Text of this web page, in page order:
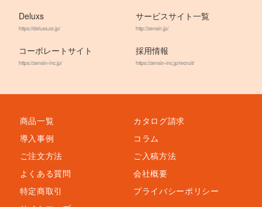
Deluxs
https://deluxs.co.jp/
サービスサイト一覧
http://zensin.jp/
コーポレートサイト
https://zensin-inc.jp/
採用情報
https://zensin-inc.jp/recruit/
商品一覧
カタログ請求
導入事例
コラム
ご注文方法
ご入稿方法
よくある質問
会社概要
特定商取引
プライバシーポリシー